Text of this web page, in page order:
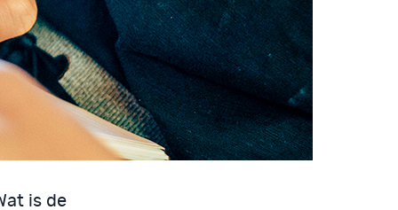
is de